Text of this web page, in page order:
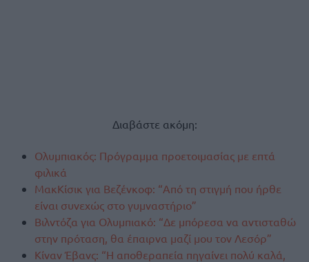
Διαβάστε ακόμη:
Ολυμπιακός: Πρόγραμμα προετοιμασίας με επτά
φιλικά
ΜακΚίσικ για Βεζένκοφ: “Από τη στιγμή που ήρθε
είναι συνεχώς στο γυμναστήριο”
Βιλντόζα για Ολυμπιακό: “Δε μπόρεσα να αντισταθώ
στην πρόταση, θα έπαιρνα μαζί μου τον Λεσόρ”
Κίναν Έβανς: “Η αποθεραπεία πηγαίνει πολύ καλά,